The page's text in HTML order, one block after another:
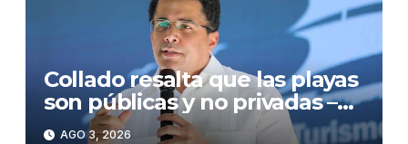
Collado resalta que las playas
son públicas y no privadas –
Noticias de turismo
AGO 3, 2026